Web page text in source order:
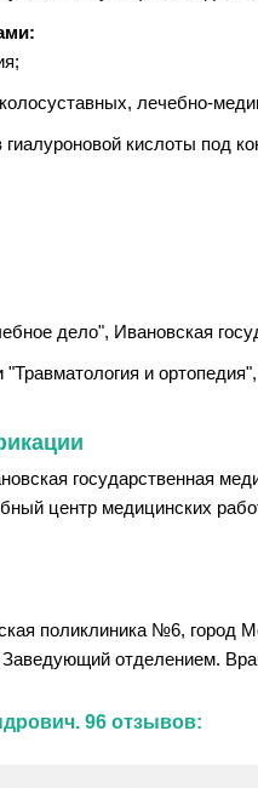
лечебно-
кислоты под
дело", Ивановская
и
государственная
центр медицинских
поликлиника №6, город
отделением.
96 отзывов: